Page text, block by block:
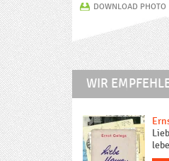
DOWNLOAD PHOTO
WIR